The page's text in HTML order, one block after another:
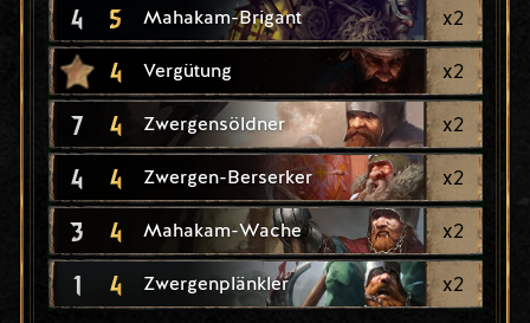
4 5 Mahakam-Brigant x2
4 Vergütung x2
7 4 Zwergensöldner x2
4 4 Zwergen-Berserker x2
3 4 Mahakam-Wache x2
1 4 Zwergenplänkler x2